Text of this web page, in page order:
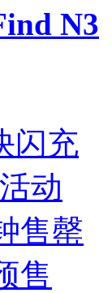
N3
闪充
动
售罄
售